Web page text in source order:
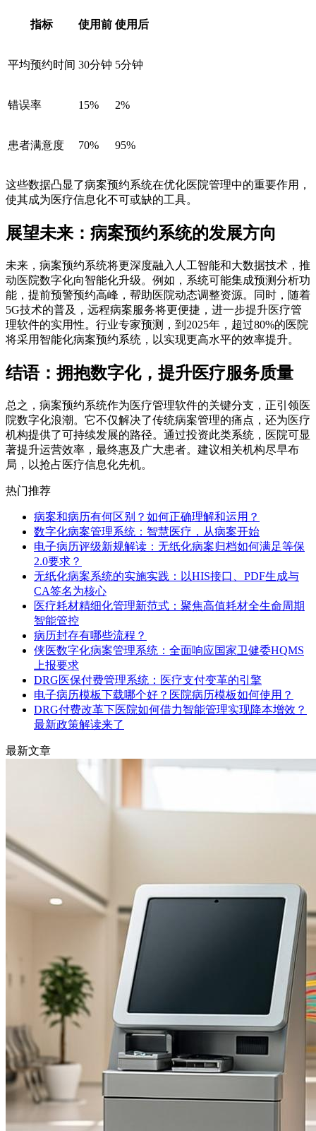
指标 使用前 使用后
平均预约时间 30分钟 5分钟
错误率 15% 2%
患者满意度 70% 95%
这些数据凸显了病案预约系统在优化医院管理中的重要作用，
使其成为医疗信息化不可或缺的工具。
展望未来：病案预约系统的发展方向
未来，病案预约系统将更深度融入人工智能和大数据技术，推
动医院数字化向智能化升级。例如，系统可能集成预测分析功
能，提前预警预约高峰，帮助医院动态调整资源。同时，随着
5G技术的普及，远程病案服务将更便捷，进一步提升医疗管
理软件的实用性。行业专家预测，到2025年，超过80%的医院
将采用智能化病案预约系统，以实现更高水平的效率提升。
结语：拥抱数字化，提升医疗服务质量
总之，病案预约系统作为医疗管理软件的关键分支，正引领医
院数字化浪潮。它不仅解决了传统病案管理的痛点，还为医疗
机构提供了可持续发展的路径。通过投资此类系统，医院可显
著提升运营效率，最终惠及广大患者。建议相关机构尽早布
局，以抢占医疗信息化先机。
热门推荐
病案和病历有何区别？如何正确理解和运用？
数字化病案管理系统：智慧医疗，从病案开始
电子病历评级新规解读：无纸化病案归档如何满足等保
2.0要求？
无纸化病案系统的实施实践：以HIS接口、PDF生成与
CA签名为核心
医疗耗材精细化管理新范式：聚焦高值耗材全生命周期
智能管控
病历封存有哪些流程？
侠医数字化病案管理系统：全面响应国家卫健委HQMS
上报要求
DRG医保付费管理系统：医疗支付变革的引擎
电子病历模板下载哪个好？医院病历模板如何使用？
DRG付费改革下医院如何借力智能管理实现降本增效？
最新政策解读来了
最新文章